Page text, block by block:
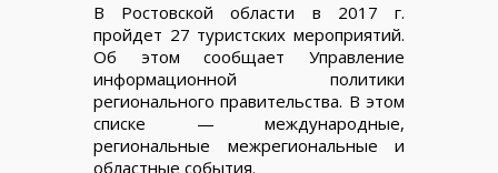
В Ростовской области в 2017 г.
пройдет 27 туристских мероприятий.
Об этом сообщает Управление
информационной политики
регионального правительства. В этом
списке — международные,
региональные межрегиональные и
областные события.